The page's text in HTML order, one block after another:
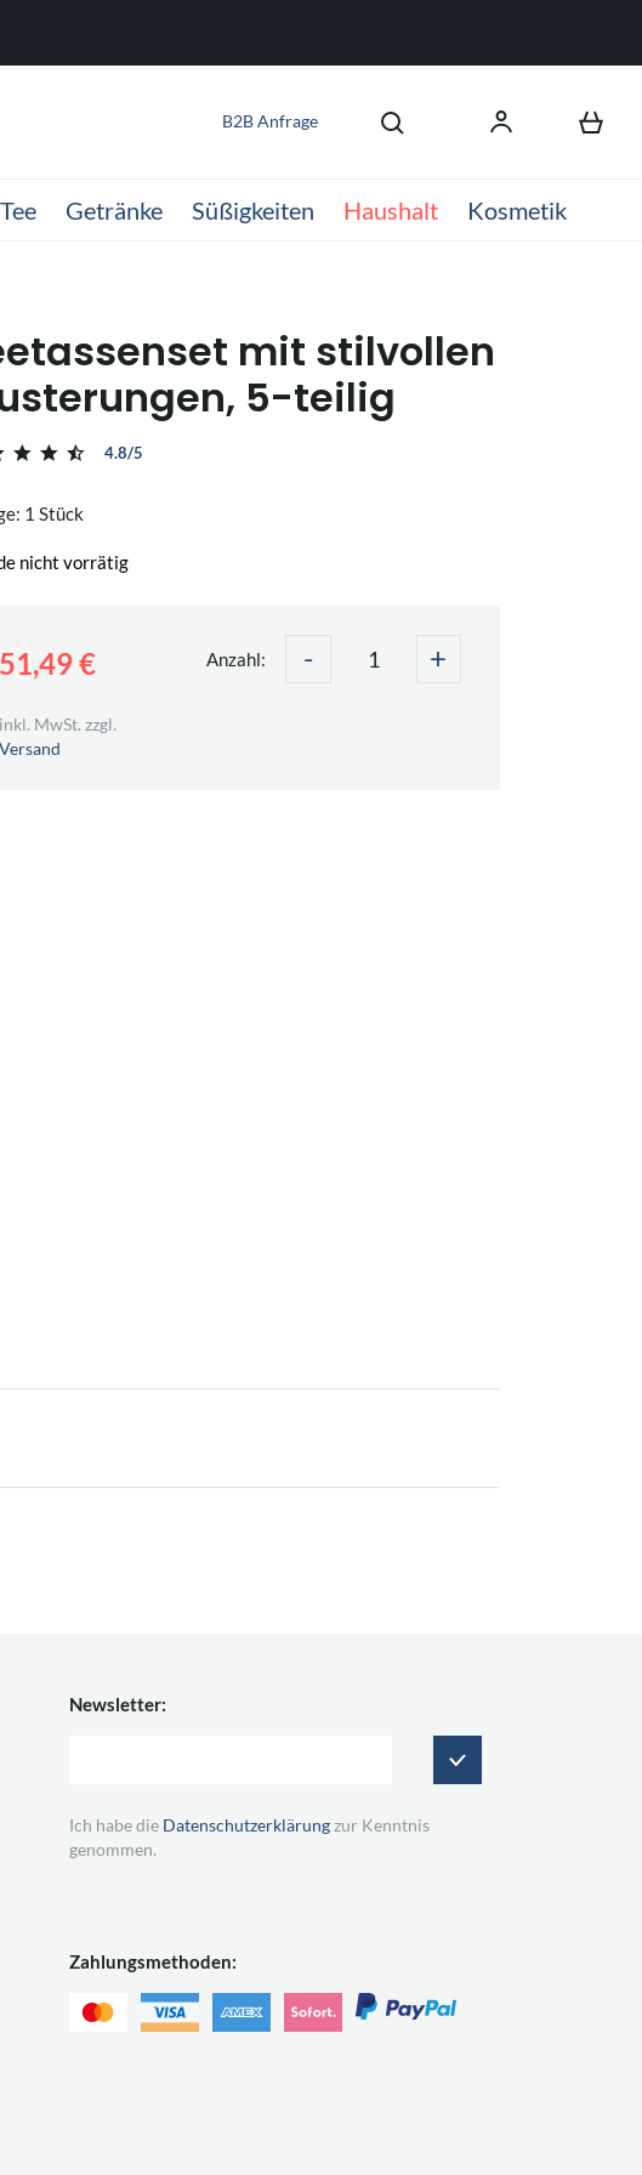
B2B Anfrage
Tee Getränke Süßigkeiten Haushalt Kosmetik
mit stilvollen
5-teilig
4.8/5
1 Stück
nicht vorrätig
51,49 € Anzahl: - +
inkl. MwSt. zzgl.
Versand
Newsletter:
Ich habe die Datenschutzerklärungzur Kenntnis
genommen.
Zahlungsmethoden: